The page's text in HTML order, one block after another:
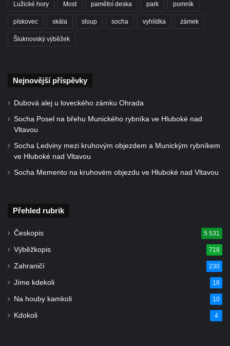
Boží muka v parku před domem čp. 17 v
Hrobčicích
Sochy „Klaun a dívenka“ v parku v centru
Mirošovicích
Mirošovicích
Socha býka před areálem firmy 2JCP v
Povodňový sloup II. v Dobříni
Povodňový sloup I. v Dobříni
Oparnu
Socha svaté Anny u domu čp. 3 v Oparnu
Lavička Václava Havla v Pardubicích
Lavička Václava Havla v Novém Boru
Lavička Václava Havla v Krásné Lípě
Upoutávka JduHřebenovkou u parkoviště
Lužické hory Most pamětní deska park pomník
pískovec skála sloup socha vyhlídka zámek
Šluknovský výběžek
Nejnovější příspěvky
Dubová alej u loveckého zámku Ohrada
Socha Posel na břehu Munického rybníka ve Hluboké nad
Vltavou
Socha Ledviny mezi kruhovým objezdem a Munickým rybníkem
ve Hluboké nad Vltavou
Socha Memento na kruhovém objezdu ve Hluboké nad Vltavou
Přehled rubrik
Českopis 5 531
Výběžkopis 718
Zahraničí 230
Jíme kdekoli 16
Na houby kamkoli 10
Kdokoli 4